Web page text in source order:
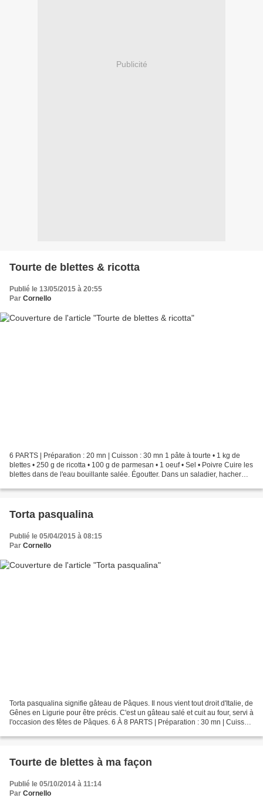
Publicité
Tourte de blettes & ricotta
Publié le 13/05/2015 à 20:55
Par Cornello
6 PARTS | Préparation : 20 mn | Cuisson : 30 mn 1 pâte à tourte • 1 kg de
blettes • 250 g de ricotta • 100 g de parmesan • 1 oeuf • Sel • Poivre Cuire les
blettes dans de l'eau bouillante salée. Égoutter. Dans un saladier, hacher
Torta pasqualina
Publié le 05/04/2015 à 08:15
Par Cornello
Torta pasqualina signifie gâteau de Pâques. Il nous vient tout droit d'Italie, de
Gênes en Ligurie pour être précis. C'est un gâteau salé et cuit au four, servi à
l'occasion des fêtes de Pâques. 6 À 8 PARTS | Préparation : 30 mn | Cuisson
Tourte de blettes à ma façon
Publié le 05/10/2014 à 11:14
Par Cornello